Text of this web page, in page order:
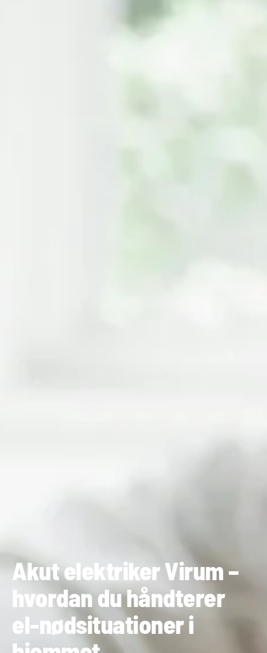
Akut elektriker Virum –
hvordan du håndterer
el-nødsituationer i